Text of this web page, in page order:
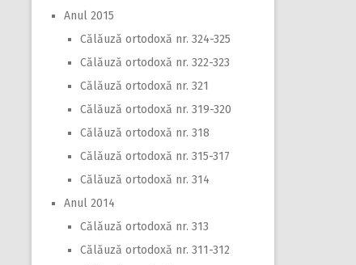
Anul 2015
Călăuză ortodoxă nr. 324-325
Călăuză ortodoxă nr. 322-323
Călăuză ortodoxă nr. 321
Călăuză ortodoxă nr. 319-320
Călăuză ortodoxă nr. 318
Călăuză ortodoxă nr. 315-317
Călăuză ortodoxă nr. 314
Anul 2014
Călăuză ortodoxă nr. 313
Călăuză ortodoxă nr. 311-312